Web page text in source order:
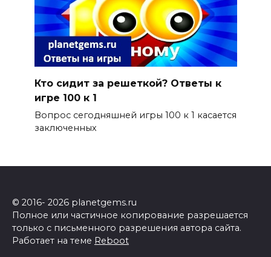
Кто сидит за решеткой? Ответы к
игре 100 к 1
Вопрос сегодняшней игры 100 к 1 касается
заключенных
© 2016- 2026 planetgems.ru
Полное или частичное копирование разрешается
только с письменного разрешения автора сайта.
Работает на теме Reboot